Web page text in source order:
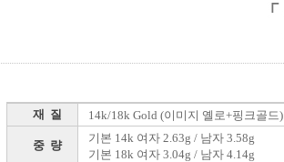
재 질 14k/18k Gold (이미지 옐로+핑크골드)
중 량
기본 14k 여자 2.63g / 남자 3.58g
기본 18k 여자 3.04g / 남자 4.14g